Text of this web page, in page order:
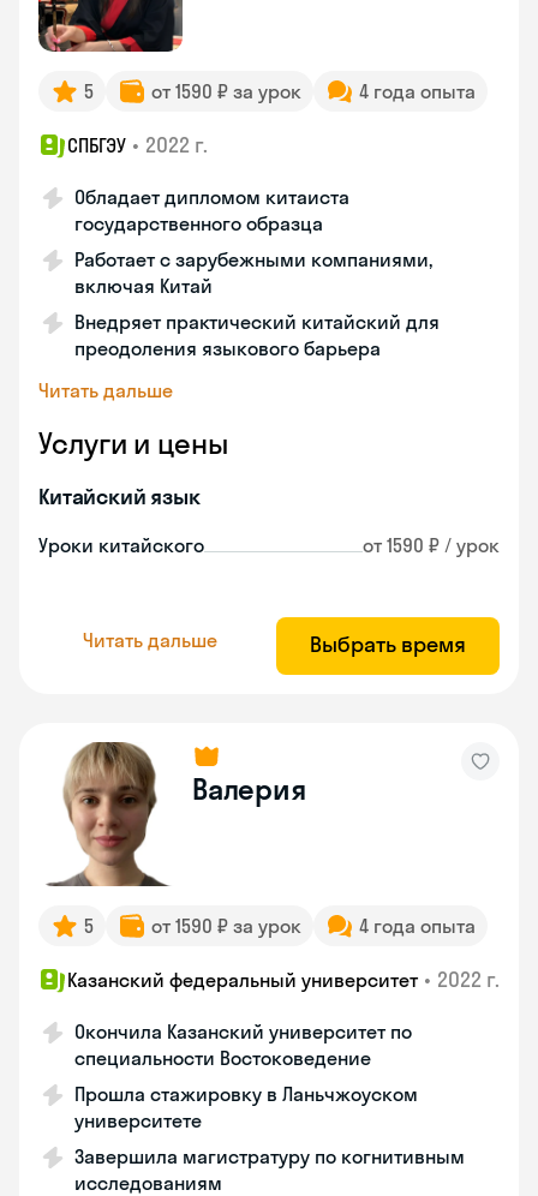
5 от 1590 ₽ за урок 4 года опыта
СПБГЭУ • 2022 г.
Обладает дипломом китаиста
государственного образца
Работает с зарубежными компаниями,
включая Китай
Внедряет практический китайский для
преодоления языкового барьера
Читать дальше
Услуги и цены
Китайский язык
Уроки китайского от 1590 ₽ / урок
Читать дальше Выбрать время
Валерия
5 от 1590 ₽ за урок 4 года опыта
Казанский федеральный университет • 2022 г.
Окончила Казанский университет по
специальности Востоковедение
Прошла стажировку в Ланьчжоуском
университете
Завершила магистратуру по когнитивным
исследованиям